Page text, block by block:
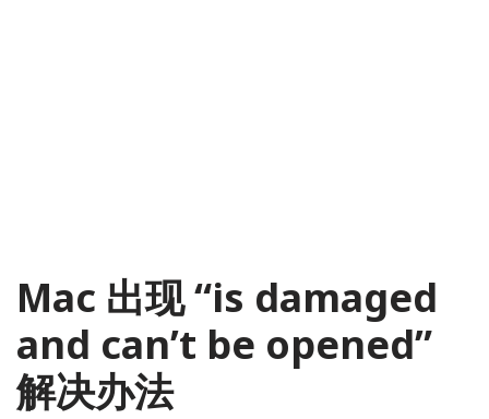
Mac 出现 “is damaged
and can’t be opened”
解决办法